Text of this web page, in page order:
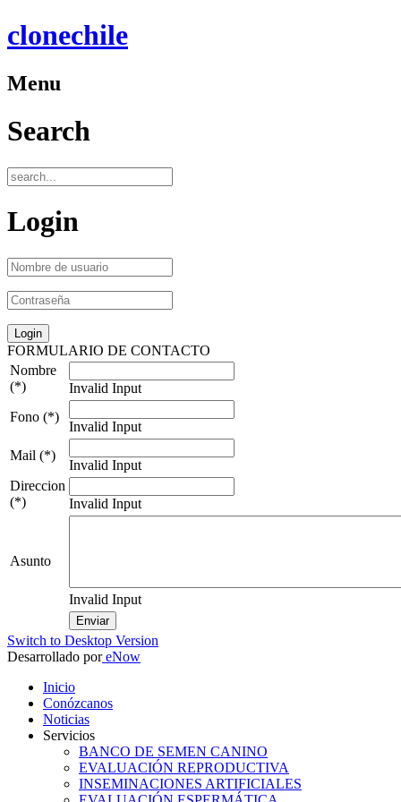
clonechile
Menu
Search
Login
FORMULARIO DE CONTACTO
Nombre
(*)
Invalid Input
Fono (*)
Invalid Input
Mail (*)
Invalid Input
Direccion
(*)
Invalid Input
Asunto
Invalid Input
Switch to Desktop Version
Desarrollado poreNow
Inicio
Conózcanos
Noticias
Servicios
BANCO DE SEMEN CANINO
EVALUACIÓN REPRODUCTIVA
INSEMINACIONES ARTIFICIALES